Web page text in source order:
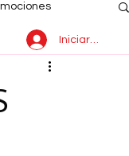
Iniciar sesión